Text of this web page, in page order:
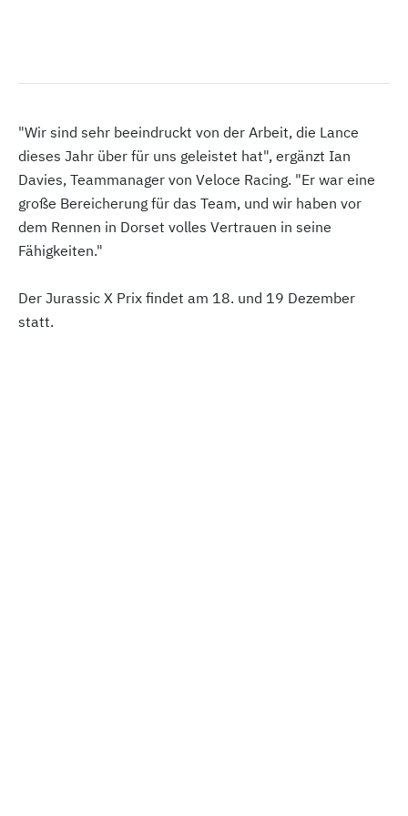
"Wir sind sehr beeindruckt von der Arbeit, die Lance
dieses Jahr über für uns geleistet hat", ergänzt Ian
Davies, Teammanager von Veloce Racing. "Er war eine
große Bereicherung für das Team, und wir haben vor
dem Rennen in Dorset volles Vertrauen in seine
Fähigkeiten."
Der Jurassic X Prix findet am 18. und 19 Dezember
statt.